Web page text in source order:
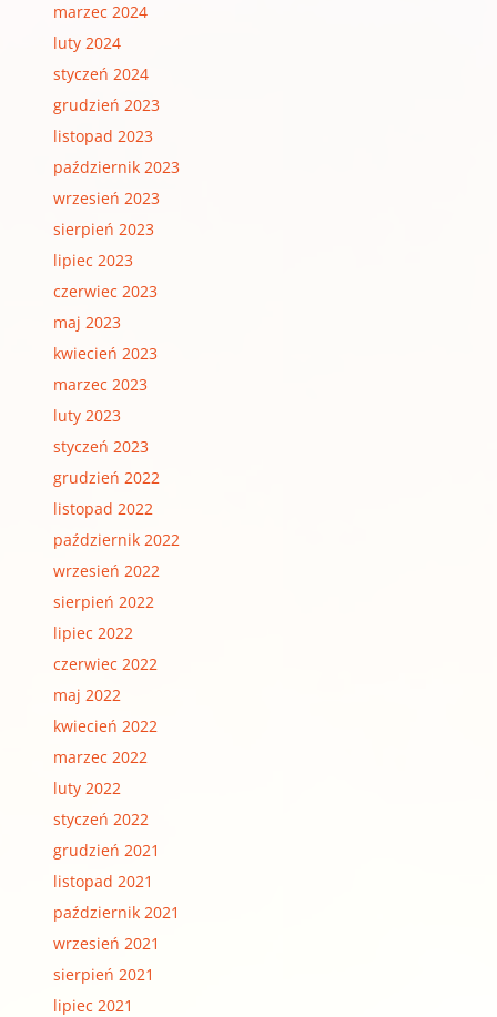
marzec 2024
luty 2024
styczeń 2024
grudzień 2023
listopad 2023
październik 2023
wrzesień 2023
sierpień 2023
lipiec 2023
czerwiec 2023
maj 2023
kwiecień 2023
marzec 2023
luty 2023
styczeń 2023
grudzień 2022
listopad 2022
październik 2022
wrzesień 2022
sierpień 2022
lipiec 2022
czerwiec 2022
maj 2022
kwiecień 2022
marzec 2022
luty 2022
styczeń 2022
grudzień 2021
listopad 2021
październik 2021
wrzesień 2021
sierpień 2021
lipiec 2021